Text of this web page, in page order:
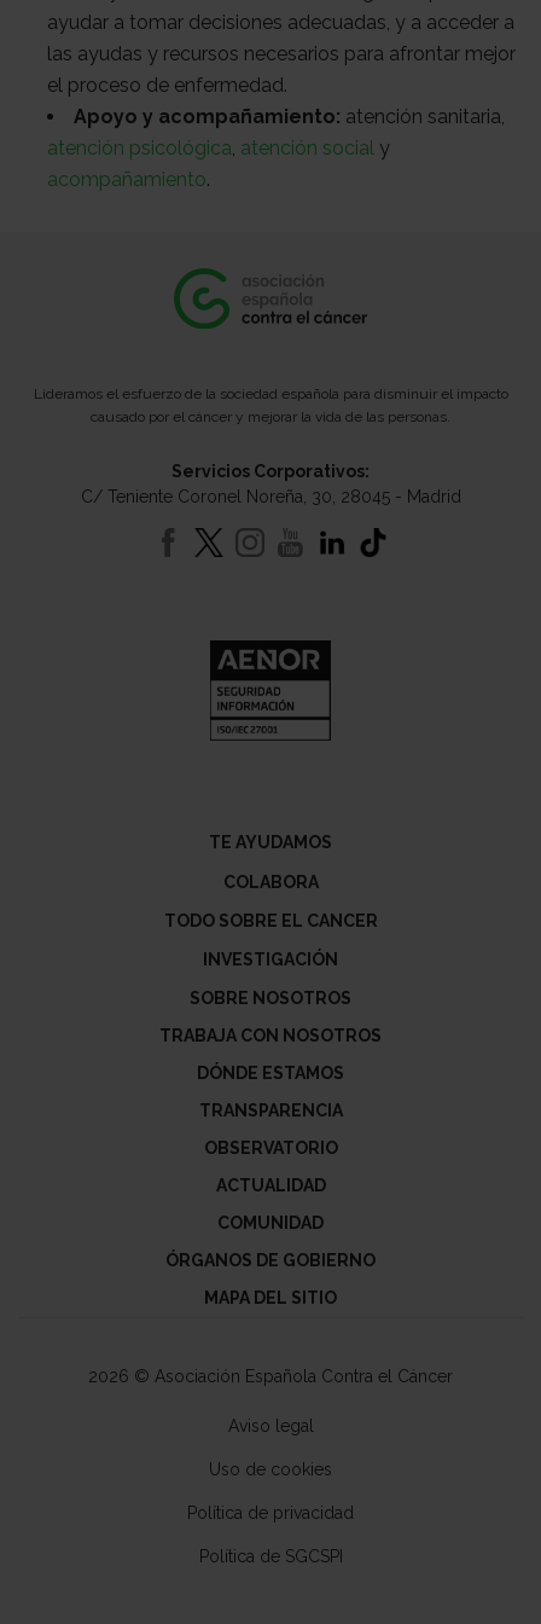
ayudar a tomar decisiones adecuadas, y a acceder a
las ayudas y recursos necesarios para afrontar mejor
el proceso de enfermedad.
Apoyo y acompañamiento: atención sanitaria,
atención psicológica atención social y
acompañamiento.
Lideramos el esfuerzo de la sociedad española para disminuir el impacto
causado por el cáncer y mejorar la vida de las personas.
Servicios Corporativos:
C/ Teniente Coronel Noreña, 30, 28045 - Madrid
TE AYUDAMOS
COLABORA
TODO SOBRE EL CANCER
INVESTIGACIÓN
SOBRE NOSOTROS
TRABAJA CON NOSOTROS
DÓNDE ESTAMOS
TRANSPARENCIA
OBSERVATORIO
ACTUALIDAD
COMUNIDAD
ÓRGANOS DE GOBIERNO
MAPA DEL SITIO
2026 © Asociación Española Contra el Cáncer
Aviso legal
Uso de cookies
Política de privacidad
Política de SGCSPI